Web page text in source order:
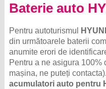
Baterie auto
Pentru autoturismul
din următoarele baterii
anumite erori de
Pentru a ne asigura
mașina, ne puteți
acumulatori auto pentru